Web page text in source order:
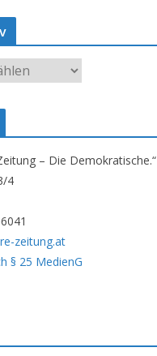
– Die Demokratische.“
4
zeitung.at
§ 25 MedienG